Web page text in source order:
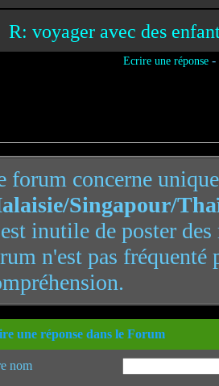
R: voyager avec des
Ecrire une réponse-
forum concerne
Singapour/
inutile de poster
n'est pas
une réponse dans le Forum
nom